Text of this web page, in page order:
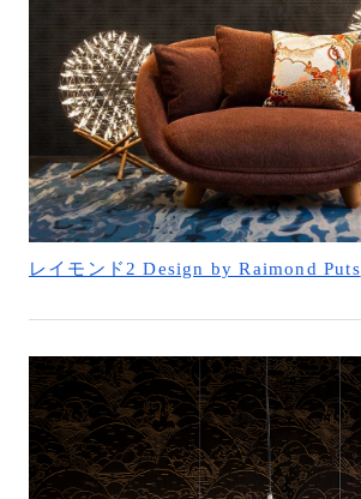
レイモンド2 Design by Raimond Puts